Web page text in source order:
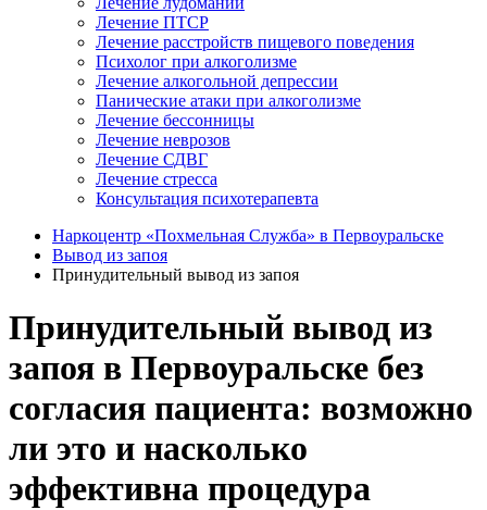
Лечение ПТСР
Лечение расстройств пищевого поведения
Психолог при алкоголизме
Лечение алкогольной депрессии
Панические атаки при алкоголизме
Лечение бессонницы
Лечение неврозов
Лечение СДВГ
Лечение стресса
Консультация психотерапевта
Наркоцентр «Похмельная Служба» в Первоуральске
Вывод из запоя
Принудительный вывод из запоя
Принудительный вывод из
запоя в Первоуральске без
согласия пациента: возможно
ли это и насколько
эффективна процедура